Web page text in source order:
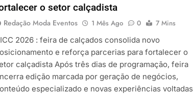
o setor calçadista
Redação Moda Eventos 1 Mês Ago 0
7 Mins
2026 : feira de calçados consolida novo
e reforça parcerias para fortalecer o
calçadista Após três dias de programação, feira
edição marcada por geração de negócios,
especializado e novas experiências voltadas